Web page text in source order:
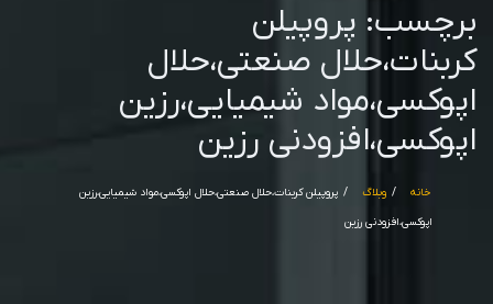
برچسب: پروپیلن
کربنات،حلال صنعتی،حلال
اپوکسی،مواد شیمیایی،رزین
اپوکسی،افزودنی رزین
خانه وبلاگ پروپیلن کربنات،حلال صنعتی،حلال اپوکسی،مواد شیمیایی،رزین
اپوکسی،افزودنی رزین